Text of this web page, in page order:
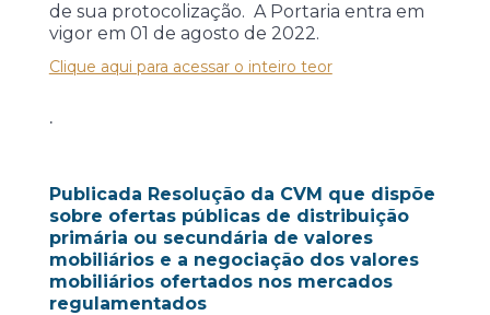
de sua protocolização. A Portaria entra em
vigor em 01 de agosto de 2022.
Clique aqui para acessar o inteiro teor
.
Publicada Resolução da CVM que dispõe
sobre ofertas públicas de distribuição
primária ou secundária de valores
mobiliários e a negociação dos valores
mobiliários ofertados nos mercados
regulamentados